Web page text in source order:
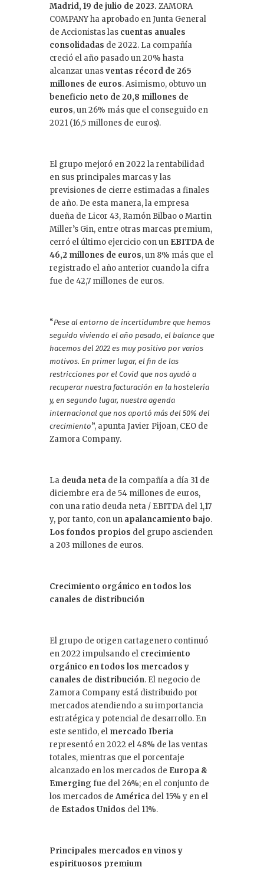
Madrid, 19 de julio de 2023. ZAMORA
COMPANY ha aprobado en Junta General
de Accionistas las cuentas anuales
consolidadas de 2022. La compañía
creció el año pasado un 20% hasta
alcanzar unasventas récord de 265
millones de euros. Asimismo, obtuvo un
beneficio neto de 20,8 millones de
euros, un 26% más que el conseguido en
2021 (16,5 millones de euros).
El grupo mejoró en 2022 la rentabilidad
en sus principales marcas y las
previsiones de cierre estimadas a finales
de año. De esta manera, la empresa
dueña de Licor 43, Ramón Bilbao o Martin
Miller’s Gin, entre otras marcas premium,
cerró el último ejercicio con un EBITDA de
46,2 millones de euros, un 8% más que el
registrado el año anterior cuando la cifra
fue de 42,7 millones de euros.
“Pese al entorno de incertidumbre que hemos
seguido viviendo el año pasado, el balance que
hacemos del 2022 es muy positivo por varios
motivos. En primer lugar, el fin de las
restricciones por el Covid que nos ayudó a
recuperar nuestra facturación en la hostelería
y, en segundo lugar, nuestra agenda
internacional que nos aportó más del 50% del
crecimiento”, apunta Javier Pijoan, CEO de
Zamora Company.
La deuda neta de la compañía a día 31 de
diciembre era de 54 millones de euros,
con una ratio deuda neta / EBITDA del 1,17
y, por tanto, con un apalancamiento bajo.
Los fondos propios del grupo ascienden
a 203 millones de euros.
Crecimiento orgánico en todos los
canales de distribución
El grupo de origen cartagenero continuó
en 2022 impulsando el crecimiento
orgánico en todos los mercados y
canales de distribución. El negocio de
Zamora Company está distribuido por
mercados atendiendo a su importancia
estratégica y potencial de desarrollo. En
este sentido, el mercado Iberia
representó en 2022 el 48% de las ventas
totales, mientras que el porcentaje
alcanzado en los mercados de Europa &
Emerging fue del 26%; en el conjunto de
los mercados deAmérica del 15% y en el
de Estados Unidos del 11%.
Principales mercados en vinos y
espirituosos premium